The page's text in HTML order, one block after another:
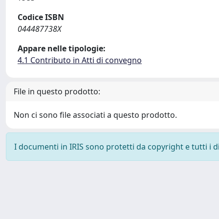
Codice ISBN
044487738X
Appare nelle tipologie:
4.1 Contributo in Atti di convegno
File in questo prodotto:
Non ci sono file associati a questo prodotto.
I documenti in IRIS sono protetti da copyright e tutti i